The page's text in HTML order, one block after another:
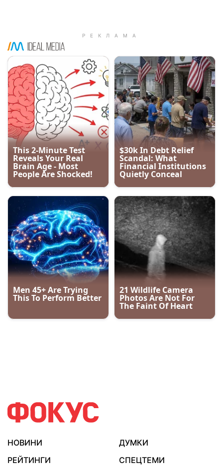
НОВИНИ
ДУМКИ
РЕЙТИНГИ
СПЕЦТЕМИ